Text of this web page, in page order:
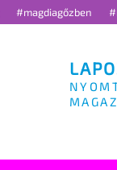
#magdiagőzben